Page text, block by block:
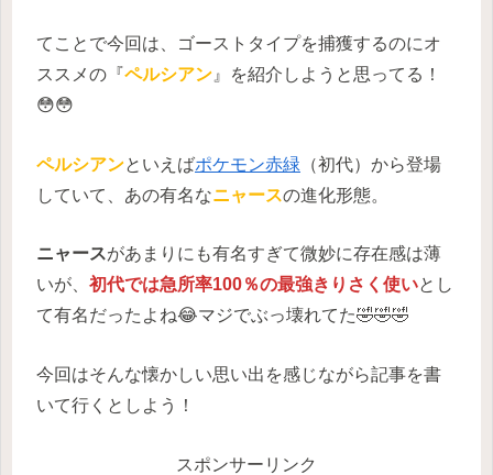
てことで今回は、ゴーストタイプを捕獲するのにオ
ススメの『ペルシアン 』を紹介しようと思ってる！
😳😳
ペルシアンといえばポケモン赤緑 （初代）から登場
していて、あの有名なニャースの進化形態。
ニャースがあまりにも有名すぎて微妙に存在感は薄
いが、 初代では急所率100％の最強きりさく使いとし
て有名だったよね😂マジでぶっ壊れてた🤣🤣🤣
今回はそんな懐かしい思い出を感じながら記事を書
いて行くとしよう！
スポンサーリンク